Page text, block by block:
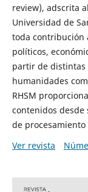
review), adscrita
Universidad de
toda contribución
políticos,
partir de distintas
humanidades
RHSM
contenidos desde
de
Ver revista